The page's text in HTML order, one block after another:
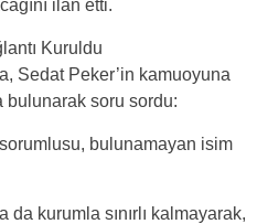
ilan etti.
Kuruldu
Sedat Peker’in kamuoyuna
bulunarak soru sordu:
bulunamayan isim
kurumla sınırlı kalmayarak,